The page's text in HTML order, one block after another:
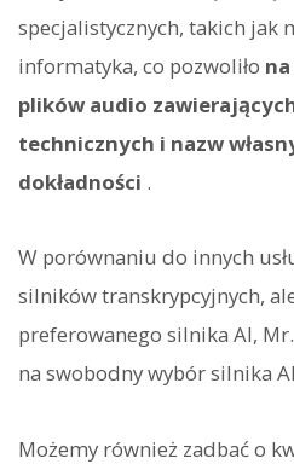
specjalistycznych, takich jak
informatyka, co pozwoliło
plików audio
technicznych i nazw
dokładności .
W porównaniu do innych
silników transkrypcyjnych,
preferowanego silnika AI,
na swobodny wybór silnika
Możemy również zadbać o